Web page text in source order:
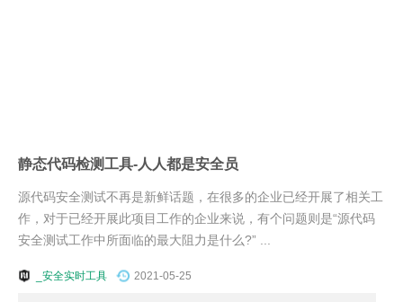
静态代码检测工具-人人都是安全员
源代码安全测试不再是新鲜话题，在很多的企业已经开展了相关工
作，对于已经开展此项目工作的企业来说，有个问题则是“源代码
安全测试工作中所面临的最大阻力是什么?” ...
_安全实时工具 2021-05-25